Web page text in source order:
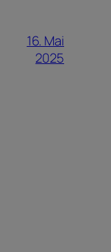
16. Mai
2025